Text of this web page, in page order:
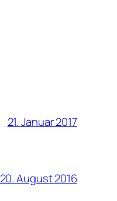
21. Januar 2017
20. August 2016